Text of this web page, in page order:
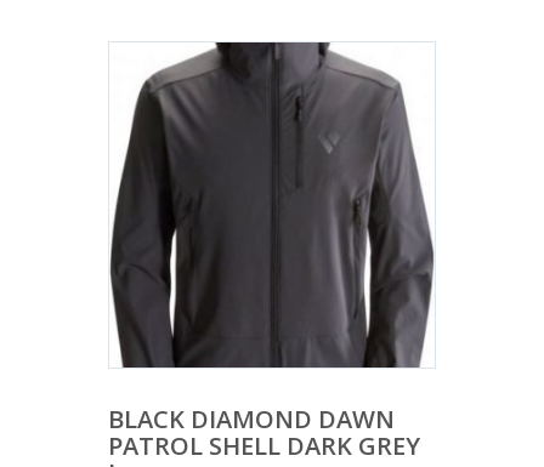
BLACK DIAMOND DAWN
PATROL SHELL DARK GREY